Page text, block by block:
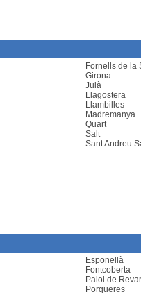
Fornells de la
Girona
Juià
Llagostera
Llambilles
Madremanya
Quart
Salt
Sant Andreu
Esponellà
Fontcoberta
Palol de
Porqueres